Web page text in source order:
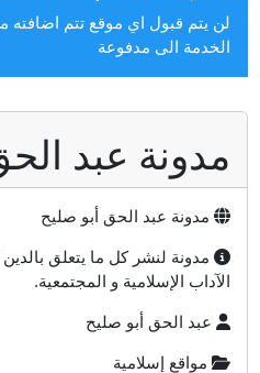
يتم قبول اي موقع تتم اضافته من
الى مدفوعة
عبد الحق
مدونة عبد الحق أبو صليح
مدونة لنشر كل ما يتعلق بالدين
الإسلامية و المجتمعية.
عبد الحق أبو صليح
مواقع إسلامية